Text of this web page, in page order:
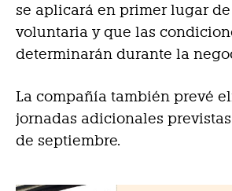
se aplicará en primer lugar
voluntaria y que las
determinarán durante la
La compañía también prevé
jornadas adicionales
de septiembre.